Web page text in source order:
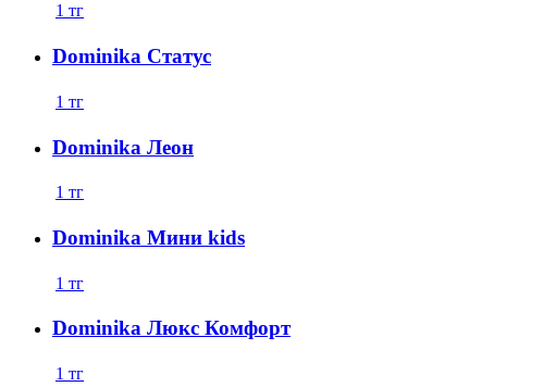
1 тг
Dominika Статус
1 тг
Dominika Леон
1 тг
Dominika Мини kids
1 тг
Dominika Люкс Комфорт
1 тг